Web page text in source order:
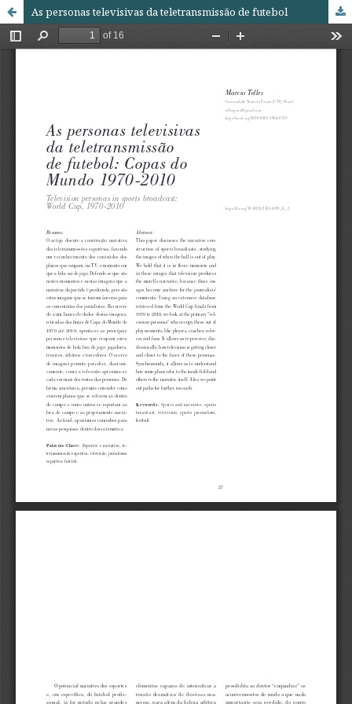
As personas televisivas da teletransmissão de futebol